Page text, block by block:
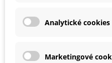
- 20 ks
48 Kč
Analytické cookies
Marketingové